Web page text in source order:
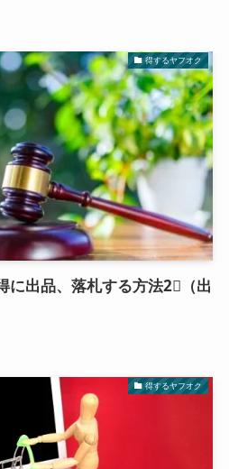
得するヤフオク
に出品、落札する方法2⃣（出
得するヤフオク